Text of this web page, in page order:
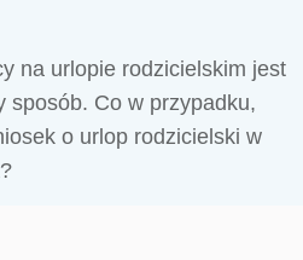
na urlopie rodzicielskim jest
sposób. Co w przypadku,
o urlop rodzicielski w